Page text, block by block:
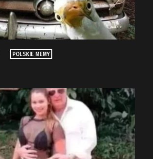
POLSKIE MEMY